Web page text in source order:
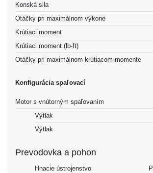
Konská sila
Otáčky pri maximálnom výkone
Krútiaci moment
Krútiaci moment (lb-ft)
Otáčky pri maximálnom krútiacom momente
Konfigurácia spaľovací
Motor s vnútorným spaľovaním
Výtlak
Výtlak
Prevodovka a pohon
Hnacie ústrojenstvo